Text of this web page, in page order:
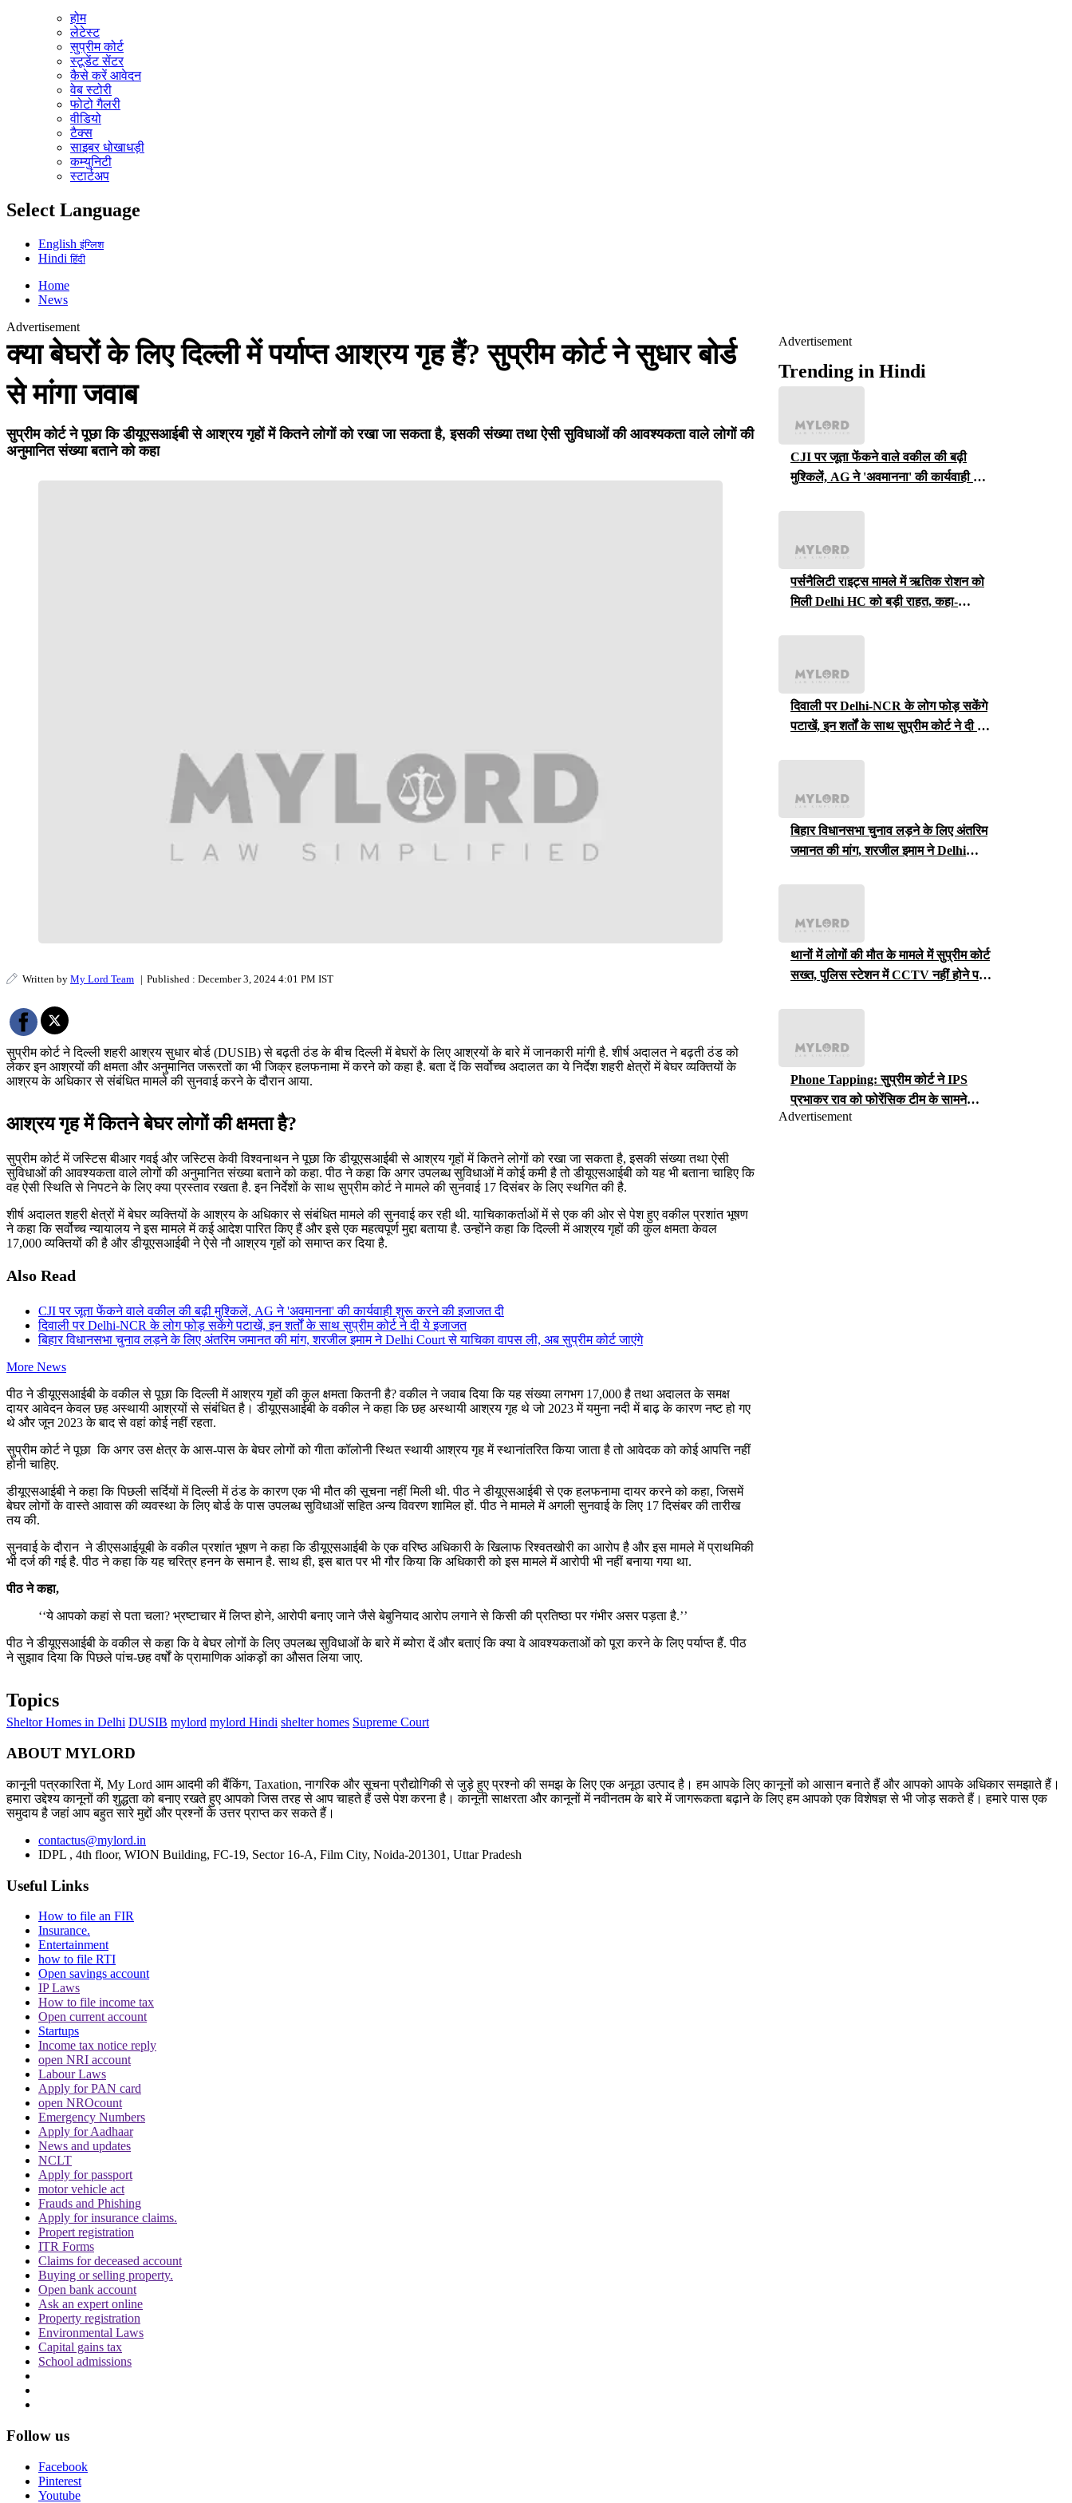
होम
लेटेस्ट
सुप्रीम कोर्ट
स्टूडेंट सेंटर
कैसे करें आवेदन
वेब स्टोरी
फोटो गैलरी
वीडियो
टैक्स
साइबर धोखाधड़ी
कम्युनिटी
स्टार्टअप
Select Language
Englishइंग्लिश
Hindiहिंदी
Home
News
Advertisement
क्या बेघरों के लिए दिल्ली में पर्याप्त आश्रय गृह हैं? सुप्रीम कोर्ट ने सुधार बोर्ड
से मांगा जवाब
सुप्रीम कोर्ट ने पूछा कि डीयूएसआईबी से आश्रय गृहों में कितने लोगों को रखा जा सकता है, इसकी संख्या तथा ऐसी सुविधाओं की आवश्यकता वाले लोगों की
अनुमानित संख्या बताने को कहा
Written by My Lord Team | Published : December 3, 2024 4:01 PM IST
सुप्रीम कोर्ट ने दिल्ली शहरी आश्रय सुधार बोर्ड (DUSIB) से बढ़ती ठंड के बीच दिल्ली में बेघरों के लिए आश्रयों के बारे में जानकारी मांगी है. शीर्ष अदालत ने बढ़ती ठंड को
लेकर इन आश्रयों की क्षमता और अनुमानित जरूरतों का भी जिक्र हलफनामा में करने को कहा है. बता दें कि सर्वोच्च अदालत का ये निर्देश शहरी क्षेत्रों में बेघर व्यक्तियों के
आश्रय के अधिकार से संबंधित मामले की सुनवाई करने के दौरान आया.
आश्रय गृह में कितने बेघर लोगों की क्षमता है?
सुप्रीम कोर्ट में जस्टिस बीआर गवई और जस्टिस केवी विश्वनाथन ने पूछा कि डीयूएसआईबी से आश्रय गृहों में कितने लोगों को रखा जा सकता है, इसकी संख्या तथा ऐसी
सुविधाओं की आवश्यकता वाले लोगों की अनुमानित संख्या बताने को कहा. पीठ ने कहा कि अगर उपलब्ध सुविधाओं में कोई कमी है तो डीयूएसआईबी को यह भी बताना चाहिए कि
वह ऐसी स्थिति से निपटने के लिए क्या प्रस्ताव रखता है. इन निर्देशों के साथ सुप्रीम कोर्ट ने मामले की सुनवाई 17 दिसंबर के लिए स्थगित की है.
शीर्ष अदालत शहरी क्षेत्रों में बेघर व्यक्तियों के आश्रय के अधिकार से संबंधित मामले की सुनवाई कर रही थी. याचिकाकर्ताओं में से एक की ओर से पेश हुए वकील प्रशांत भूषण
ने कहा कि सर्वोच्च न्यायालय ने इस मामले में कई आदेश पारित किए हैं और इसे एक महत्वपूर्ण मुद्दा बताया है. उन्होंने कहा कि दिल्ली में आश्रय गृहों की कुल क्षमता केवल
17,000 व्यक्तियों की है और डीयूएसआईबी ने ऐसे नौ आश्रय गृहों को समाप्त कर दिया है.
Also Read
CJI पर जूता फेंकने वाले वकील की बढ़ी मुश्किलें, AG ने 'अवमानना' की कार्यवाही शुरू करने की इजाजत दी
दिवाली पर Delhi-NCR के लोग फोड़ सकेंगे पटाखें, इन शर्तों के साथ सुप्रीम कोर्ट ने दी ये इजाजत
बिहार विधानसभा चुनाव लड़ने के लिए अंतरिम जमानत की मांग, शरजील इमाम ने Delhi Court से याचिका वापस ली, अब सुप्रीम कोर्ट जाएंगे
More News
पीठ ने डीयूएसआईबी के वकील से पूछा कि दिल्ली में आश्रय गृहों की कुल क्षमता कितनी है? वकील ने जवाब दिया कि यह संख्या लगभग 17,000 है तथा अदालत के समक्ष
दायर आवेदन केवल छह अस्थायी आश्रयों से संबंधित है। डीयूएसआईबी के वकील ने कहा कि छह अस्थायी आश्रय गृह थे जो 2023 में यमुना नदी में बाढ़ के कारण नष्ट हो गए
थे और जून 2023 के बाद से वहां कोई नहीं रहता.
सुप्रीम कोर्ट ने पूछा कि अगर उस क्षेत्र के आस-पास के बेघर लोगों को गीता कॉलोनी स्थित स्थायी आश्रय गृह में स्थानांतरित किया जाता है तो आवेदक को कोई आपत्ति नहीं
होनी चाहिए.
डीयूएसआईबी ने कहा कि पिछली सर्दियों में दिल्ली में ठंड के कारण एक भी मौत की सूचना नहीं मिली थी. पीठ ने डीयूएसआईबी से एक हलफनामा दायर करने को कहा, जिसमें
बेघर लोगों के वास्ते आवास की व्यवस्था के लिए बोर्ड के पास उपलब्ध सुविधाओं सहित अन्य विवरण शामिल हों. पीठ ने मामले में अगली सुनवाई के लिए 17 दिसंबर की तारीख
तय की.
सुनवाई के दौरान ने डीएसआईयूबी के वकील प्रशांत भूषण ने कहा कि डीयूएसआईबी के एक वरिष्ठ अधिकारी के खिलाफ रिश्वतखोरी का आरोप है और इस मामले में प्राथमिकी
भी दर्ज की गई है. पीठ ने कहा कि यह चरित्र हनन के समान है. साथ ही, इस बात पर भी गौर किया कि अधिकारी को इस मामले में आरोपी भी नहीं बनाया गया था.
पीठ ने कहा,
‘‘ये आपको कहां से पता चला? भ्रष्टाचार में लिप्त होने, आरोपी बनाए जाने जैसे बेबुनियाद आरोप लगाने से किसी की प्रतिष्ठा पर गंभीर असर पड़ता है.’’
पीठ ने डीयूएसआईबी के वकील से कहा कि वे बेघर लोगों के लिए उपलब्ध सुविधाओं के बारे में ब्योरा दें और बताएं कि क्या वे आवश्यकताओं को पूरा करने के लिए पर्याप्त हैं. पीठ
ने सुझाव दिया कि पिछले पांच-छह वर्षों के प्रामाणिक आंकड़ों का औसत लिया जाए.
Topics
Sheltor Homes in Delhi DUSIB mylord mylord Hindi shelter homes Supreme Court
Advertisement
Trending in Hindi
CJI पर जूता फेंकने वाले वकील की बढ़ी
मुश्किलें, AG ने 'अवमानना' की कार्यवाही शुरू
पर्सनैलिटी राइट्स मामले में ऋतिक रोशन को
मिली Delhi HC को बड़ी राहत, कहा-
दिवाली पर Delhi-NCR के लोग फोड़ सकेंगे
पटाखें, इन शर्तों के साथ सुप्रीम कोर्ट ने दी ये
बिहार विधानसभा चुनाव लड़ने के लिए अंतरिम
जमानत की मांग, शरजील इमाम ने Delhi
थानों में लोगों की मौत के मामले में सुप्रीम कोर्ट
सख्त, पुलिस स्टेशन में CCTV नहीं होने पर
Phone Tapping: सुप्रीम कोर्ट ने IPS
प्रभाकर राव को फोरेंसिक टीम के सामने
iCloud पासवर्ड सौंपने का आदेश, जानें क्या
Advertisement
ABOUT MYLORD
कानूनी पत्रकारिता में, My Lord आम आदमी की बैंकिंग, Taxation, नागरिक और सूचना प्रौद्योगिकी से जुड़े हुए प्रश्नो की समझ के लिए एक अनूठा उत्पाद है। हम आपके लिए कानूनों को आसान बनाते हैं और आपको आपके अधिकार समझाते हैं।
हमारा उद्देश्य कानूनों की शुद्धता को बनाए रखते हुए आपको जिस तरह से आप चाहते हैं उसे पेश करना है। कानूनी साक्षरता और कानूनों में नवीनतम के बारे में जागरूकता बढ़ाने के लिए हम आपको एक विशेषज्ञ से भी जोड़ सकते हैं। हमारे पास एक
समुदाय है जहां आप बहुत सारे मुद्दों और प्रश्नों के उत्तर प्राप्त कर सकते हैं।
contactus@mylord.in
IDPL , 4th floor, WION Building, FC-19, Sector 16-A, Film City, Noida-201301, Uttar Pradesh
Useful Links
How to file an FIR
Insurance.
Entertainment
how to file RTI
Open savings account
IP Laws
How to file income tax
Open current account
Startups
Income tax notice reply
open NRI account
Labour Laws
Apply for PAN card
open NROcount
Emergency Numbers
Apply for Aadhaar
News and updates
NCLT
Apply for passport
motor vehicle act
Frauds and Phishing
Apply for insurance claims.
Propert registration
ITR Forms
Claims for deceased account
Buying or selling property.
Open bank account
Ask an expert online
Property registration
Environmental Laws
Capital gains tax
School admissions
Follow us
Facebook
Pinterest
Youtube